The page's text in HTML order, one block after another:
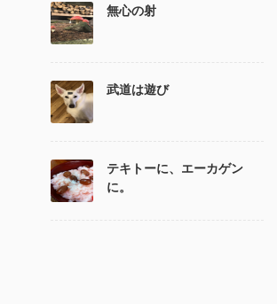
無心の射
武道は遊び
テキトーに、エーカゲン
に。